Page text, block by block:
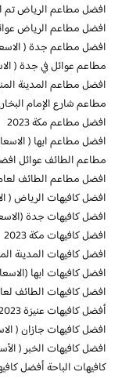
افضل مطاعم الرياض تم
افضل مطاعم الرياض
افضل مطاعم جدة (
مطاعم عوائل في جدة (
افضل مطاعم المدينة
مطاعم شارع الإمام البخاري
افضل مطاعم مكة 2023
افضل مطاعم ابها (
مطاعم الطائف عوائل افضل 10
افضل مطاعم الطائف لعام
افضل كافيهات الرياض (
افضل كافيهات جدة
افضل كافيهات مكة 2023
افضل كافيهات المدينة
افضل كافيهات ابها
افضل كافيهات الطائف لعام
أفضل كافيهات عنيزة 2023
افضل كافيهات جازان (
افضل كافيهات الخبر (
كافيهات الباحة أفضل